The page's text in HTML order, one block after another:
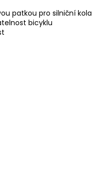
patkou pro silniční kola
bicyklu